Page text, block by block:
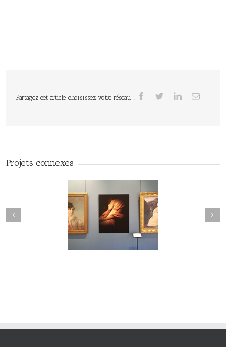
Partagez cet article, choisissez votre réseau !
Projets connexes
#Vuedilectae#001